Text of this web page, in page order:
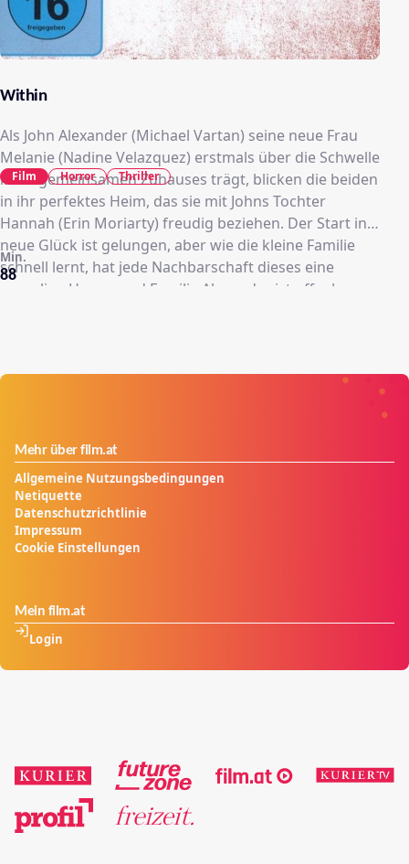
Within
Als John Alexander (Michael Vartan) seine neue Frau
Melanie (Nadine Velazquez) erstmals über die Schwelle
ihres gemeinsamen Zuhauses trägt, blicken die beiden
in ihr perfektes Heim, das sie mit Johns Tochter
Hannah (Erin Moriarty) freudig beziehen. Der Start ins
neue Glück ist gelungen, aber wie die kleine Familie
schnell lernt, hat jede Nachbarschaft dieses eine
gruselige Haus – und Familie Alexander ist offenbar
werden eingebaut, doch so einfach lässt sich das
schnell es geht wieder ausziehen will. Familie
Alexander jedoch schwebt längst in Lebensgefahr…
88
Min.
Film Horror Thriller
Mehr über film.at
Allgemeine Nutzungsbedingungen
Netiquette
Datenschutzrichtlinie
Impressum
Cookie Einstellungen
Mein film.at
Login